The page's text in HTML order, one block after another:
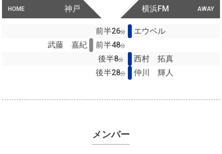
HOME 神戸 AWAY
横浜FM
前半26分
エウベル
武藤 嘉紀
前半48分
後半8分
西村 拓真
後半28分 仲川 輝人
メンバー